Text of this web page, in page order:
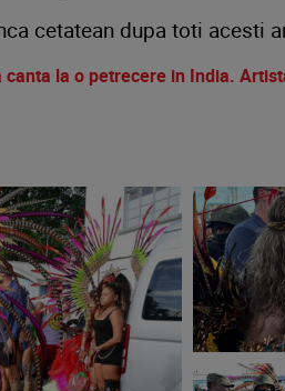
cetatean dupa toti acesti
la o petrecere in India.